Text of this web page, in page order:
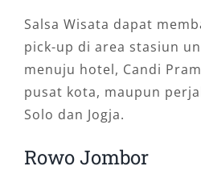
Salsa Wisata dapat
pick-up di area stasiun
menuju hotel, Candi
pusat kota, maupun
Solo dan Jogja.
Rowo Jombor